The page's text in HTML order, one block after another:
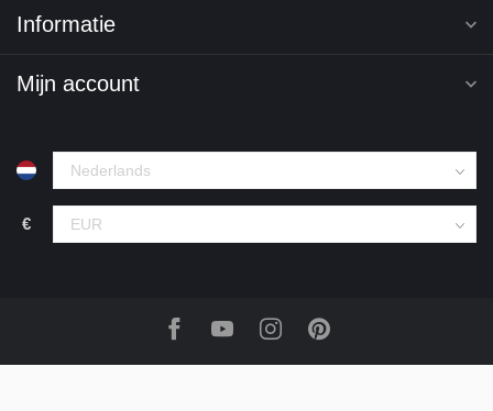
Informatie
Mijn account
€